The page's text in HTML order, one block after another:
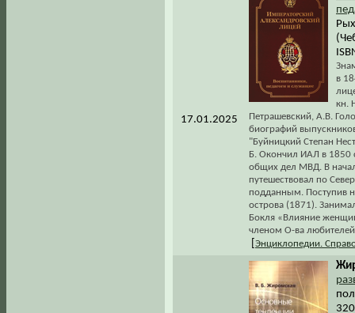
17.01.2025
в
кн.
Петрашевский, А.В.
биографий
"Буйницкий Степан
Б. Окончил ИАЛ в 1850
общих дел МВД. В
путешествовал по
подданным. Поступив
острова (1871).
Бокля «Влияние
членом О-ва
Энциклопедии.